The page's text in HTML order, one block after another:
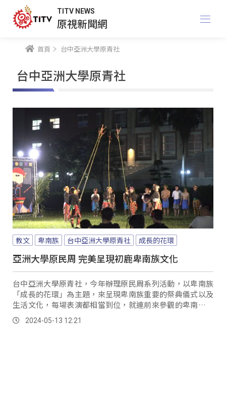
TITV NEWS
原視新聞網
首頁 台中亞洲大學原青社
台中亞洲大學原青社
教文 卑南族 台中亞洲大學原青社 成長的花環
亞洲大學原民周 完美呈現初鹿卑南族文化
台中亞洲大學原青社，今年辦理原民周系列活動，以卑南族
「成長的花環」為主題，來呈現卑南族重要的祭典儀式以及
生活文化，每場表演都相當到位，就連前來參觀的卑南族專
任委員，都一度以為是遠從台東初鹿部落的青年，前來亞大
進行表演。
2024-05-13 12:21